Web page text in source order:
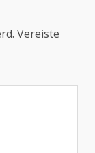
Vereiste